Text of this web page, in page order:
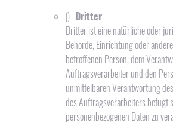
j) Dritter
Dritter ist eine natürliche oder
Behörde, Einrichtung oder
betroffenen Person, dem
Auftragsverarbeiter und den
unmittelbaren Verantwortung
des Auftragsverarbeiters befugt
personenbezogenen Daten zu